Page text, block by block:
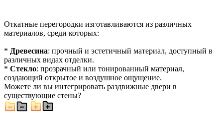
Откатные перегородки изготавливаются из различных
материалов, среди которых:
* Древесина: прочный и эстетичный материал, доступный в
различных видах отделки.
* Стекло: прозрачный или тонированный материал,
создающий открытое и воздушное ощущение.
Можете ли вы интегрировать раздвижные двери в
существующие стены?